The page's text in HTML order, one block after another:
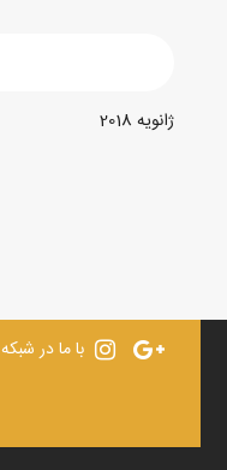
ژانویه 2018
با ما در